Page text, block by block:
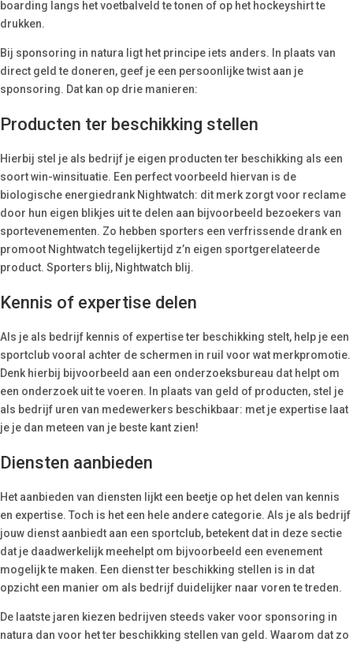
boarding langs het voetbalveld te tonen of op het hockeyshirt te
drukken.
Bij sponsoring in natura ligt het principe iets anders. In plaats van
direct geld te doneren, geef je een persoonlijke twist aan je
sponsoring. Dat kan op drie manieren:
Producten ter beschikking stellen
Hierbij stel je als bedrijf je eigen producten ter beschikking als een
soort win-winsituatie. Een perfect voorbeeld hiervan is de
biologische energiedrank Nightwatch: dit merk zorgt voor reclame
door hun eigen blikjes uit te delen aan bijvoorbeeld bezoekers van
sportevenementen. Zo hebben sporters een verfrissende drank en
promoot Nightwatch tegelijkertijd z’n eigen sportgerelateerde
product. Sporters blij, Nightwatch blij.
Kennis of expertise delen
Als je als bedrijf kennis of expertise ter beschikking stelt, help je een
sportclub vooral achter de schermen in ruil voor wat merkpromotie.
Denk hierbij bijvoorbeeld aan een onderzoeksbureau dat helpt om
een onderzoek uit te voeren. In plaats van geld of producten, stel je
als bedrijf uren van medewerkers beschikbaar: met je expertise laat
je je dan meteen van je beste kant zien!
Diensten aanbieden
Het aanbieden van diensten lijkt een beetje op het delen van kennis
en expertise. Toch is het een hele andere categorie. Als je als bedrijf
jouw dienst aanbiedt aan een sportclub, betekent dat in deze sectie
dat je daadwerkelijk meehelpt om bijvoorbeeld een evenement
mogelijk te maken. Een dienst ter beschikking stellen is in dat
opzicht een manier om als bedrijf duidelijker naar voren te treden.
De laatste jaren kiezen bedrijven steeds vaker voor sponsoring in
natura dan voor het ter beschikking stellen van geld. Waarom dat zo